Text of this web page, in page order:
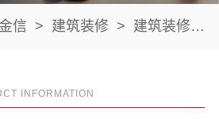
信 > 建筑装修 > 建筑装修材料
INFORMATION